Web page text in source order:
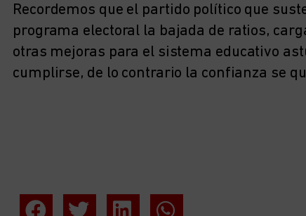
Recordemos que el partido político que
programa electoral la bajada de ratios,
otras mejoras para el sistema educativo
cumplirse, de lo contrario la confianza se